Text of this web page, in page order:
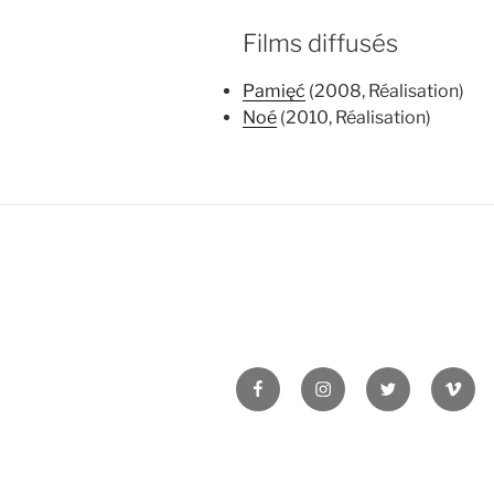
Films diffusés
Pamięć (2008, Réalisation)
Noé (2010, Réalisation)
FacebookInstagramTwitter